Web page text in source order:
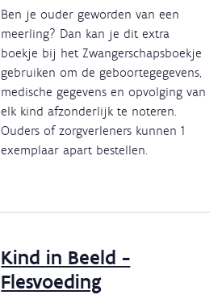
Ben je ouder geworden van een
meerling? Dan kan je dit extra
boekje bij het Zwangerschapsboekje
gebruiken om de geboortegegevens,
medische gegevens en opvolging van
elk kind afzonderlijk te noteren.
Ouders of zorgverleners kunnen 1
exemplaar apart bestellen.
Kind in Beeld -
Flesvoeding